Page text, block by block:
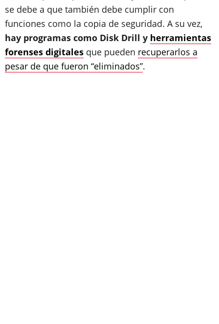
se debe a que también debe cumplir con
funciones como la copia de seguridad. A su vez,
hay programas como Disk Drill y herramientas
forenses digitales que pueden recuperarlos a
pesar de que fueron “eliminados”.